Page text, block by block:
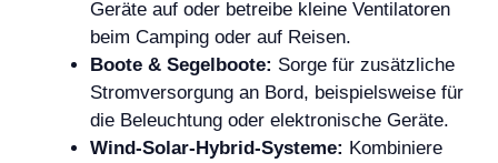
Geräte auf oder betreibe kleine Ventilatoren
beim Camping oder auf Reisen.
Boote & Segelboote: Sorge für zusätzliche
Stromversorgung an Bord, beispielsweise für
die Beleuchtung oder elektronische Geräte.
Wind-Solar-Hybrid-Systeme: Kombiniere